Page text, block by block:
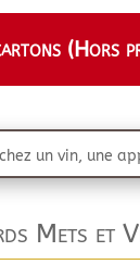
(Hors
Mets et